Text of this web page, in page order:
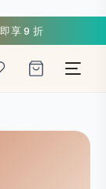
享 9 折